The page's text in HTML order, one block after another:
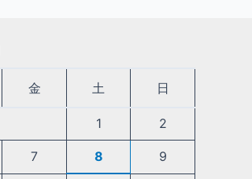
金 土 日
1 2
7 8 9